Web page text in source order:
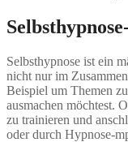
Selbsthypnose ist ein
nicht nur im
Beispiel um Themen
ausmachen möchtest.
zu trainieren und
oder durch Hypnose-